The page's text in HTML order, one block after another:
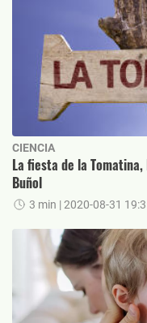
CIENCIA
La fiesta de la
Buñol
3 min | 2020-08-31